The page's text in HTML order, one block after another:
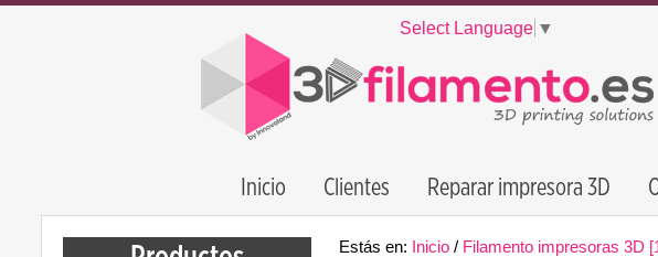
Select Language ▼
Inicio Clientes Reparar impresora 3D
Estás en: Inicio / Filamento impresoras 3D